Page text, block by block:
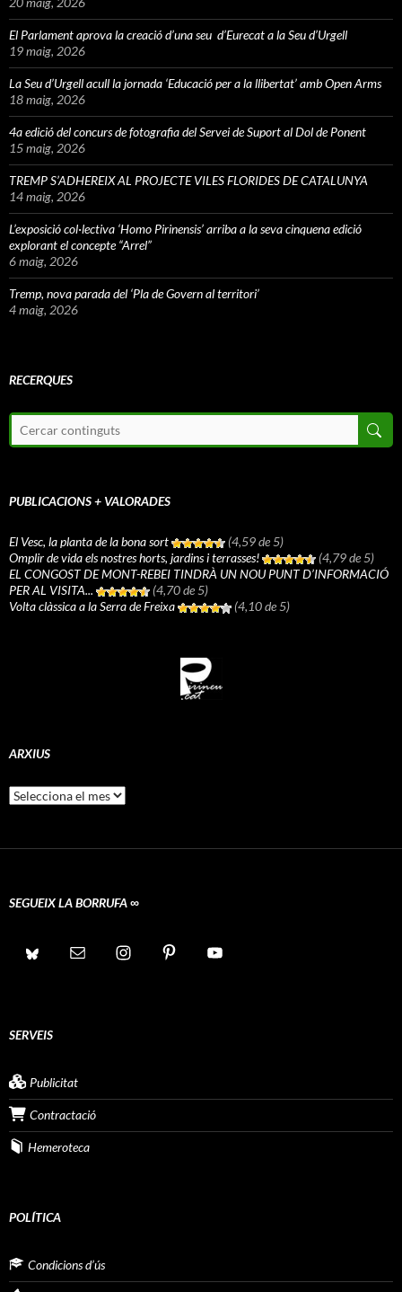
El Parlament aprova la creació d’una seu d’Eurecat a la Seu d’Urgell
19 maig, 2026
La Seu d’Urgell acull la jornada ‘Educació per a la llibertat’ amb Open Arms
18 maig, 2026
4a edició del concurs de fotografia del Servei de Suport al Dol de Ponent
15 maig, 2026
TREMP S’ADHEREIX AL PROJECTE VILES FLORIDES DE CATALUNYA
14 maig, 2026
L’exposició col·lectiva ‘Homo Pirinensis’ arriba a la seva cinquena edició
explorant el concepte “Arrel”
6 maig, 2026
Tremp, nova parada del ‘Pla de Govern al territori’
4 maig, 2026
RECERQUES
PUBLICACIONS + VALORADES
El Vesc, la planta de la bona sort
(4,59 de 5)
Omplir de vida els nostres horts, jardins i terrasses!
(4,79 de 5)
EL CONGOST DE MONT-REBEI TINDRÀ UN NOU PUNT D’INFORMACIÓ
PER AL VISITA...
(4,70 de 5)
Volta clàssica a la Serra de Freixa
(4,10 de 5)
ARXIUS
Arxius
SEGUEIX LA BORRUFA ∞
SERVEIS
Publicitat
Contractació
Hemeroteca
POLÍTICA
Condicions d’ús